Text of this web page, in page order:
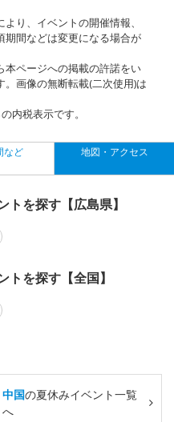
り、イベントの開催情報、
期間などは変更になる場合が
ページへの掲載の許諾をい
画像の無断転載(二次使用)は
内税表示です。
など 地図・アクセス
トを探す【広島県】
トを探す【全国】
中国の夏休みイベント一覧
へ